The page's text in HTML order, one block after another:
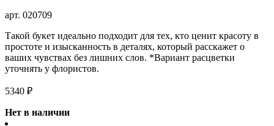
арт. 020709
Такой букет идеально подходит для тех, кто ценит красоту в
простоте и изысканность в деталях, который расскажет о
ваших чувствах без лишних слов. *Вариант расцветки
уточнять у флористов.
5340 ₽
Нет в наличии